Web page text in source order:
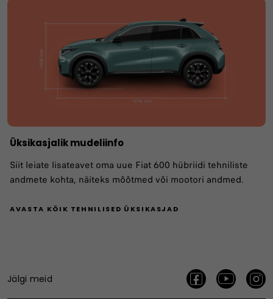
Üksikasjalik mudeliinfo
Siit leiate lisateavet oma uue Fiat 600 hübriidi tehniliste
andmete kohta, näiteks mõõtmed või mootori andmed.
AVASTA KÕIK TEHNILISED ÜKSIKASJAD
Jälgi meid